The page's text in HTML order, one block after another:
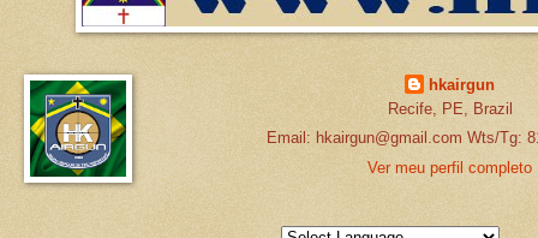
hkairgun
Recife, PE, Brazil
Email: hkairgun@gmail.com Wts/Tg:
Ver meu perfil completo